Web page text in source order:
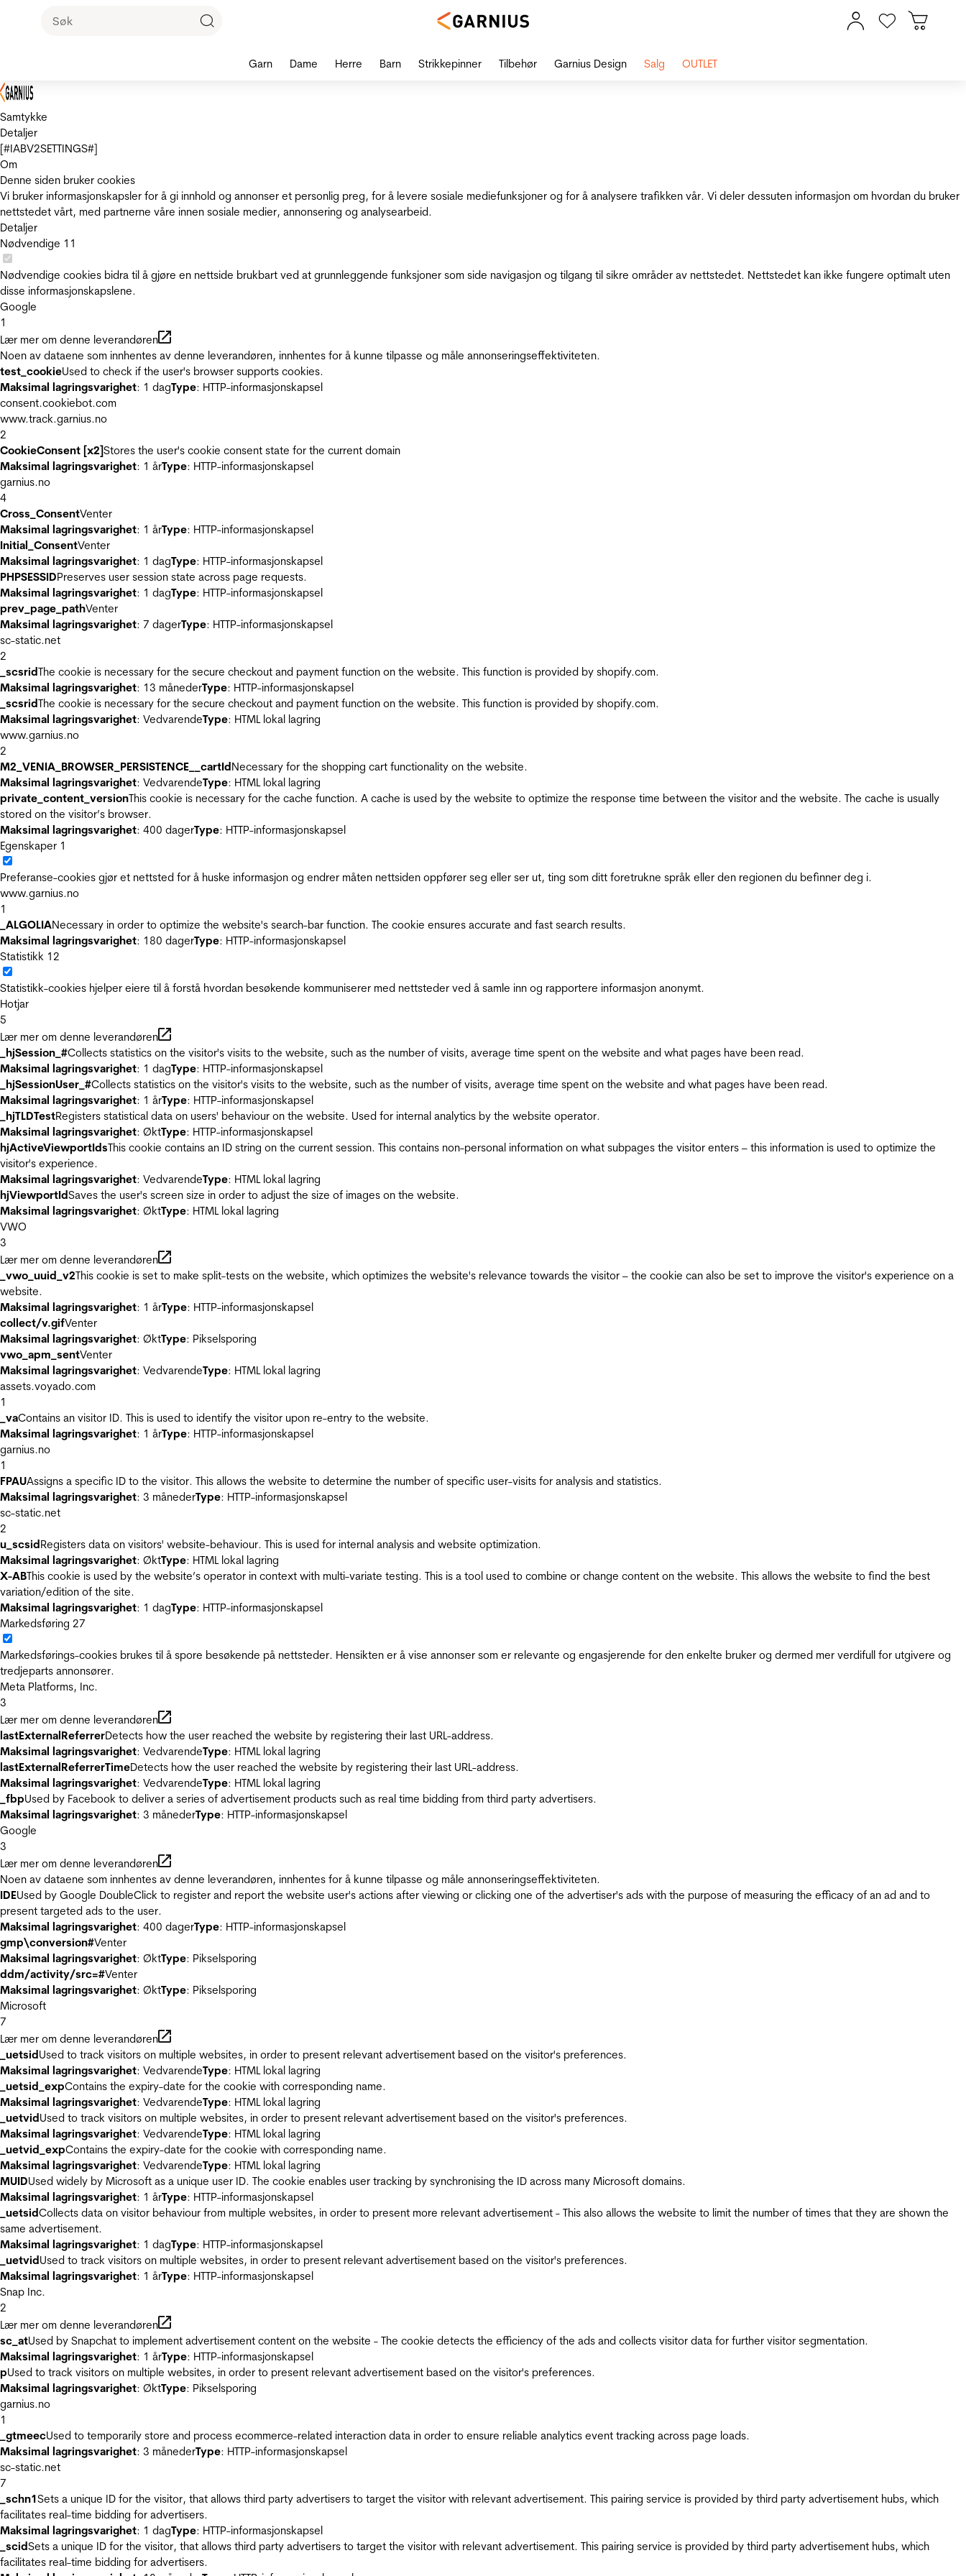
Samtykke
Detaljer
[#IABV2SETTINGS#]
Om
Denne siden bruker cookies
Vi bruker informasjonskapsler for å gi innhold og annonser et personlig preg, for å levere sosiale mediefunksjoner og for å analysere trafikken vår. Vi deler dessuten informasjon om hvordan du bruker
nettstedet vårt, med partnerne våre innen sosiale medier, annonsering og analysearbeid.
Detaljer
Nødvendige 11
Nødvendige cookies bidra til å gjøre en nettside brukbart ved at grunnleggende funksjoner som side navigasjon og tilgang til sikre områder av nettstedet. Nettstedet kan ikke fungere optimalt uten
disse informasjonskapslene.
Google
1
Lær mer om denne leverandøren
Noen av dataene som innhentes av denne leverandøren, innhentes for å kunne tilpasse og måle annonseringseffektiviteten.
test_cookieUsed to check if the user's browser supports cookies.
Maksimal lagringsvarighet: 1 dagType: HTTP-informasjonskapsel
consent.cookiebot.com
www.track.garnius.no
2
CookieConsent [x2]Stores the user's cookie consent state for the current domain
Maksimal lagringsvarighet: 1 årType: HTTP-informasjonskapsel
garnius.no
4
Cross_ConsentVenter
Maksimal lagringsvarighet: 1 årType: HTTP-informasjonskapsel
Initial_ConsentVenter
Maksimal lagringsvarighet: 1 dagType: HTTP-informasjonskapsel
PHPSESSIDPreserves user session state across page requests.
Maksimal lagringsvarighet: 1 dagType: HTTP-informasjonskapsel
prev_page_pathVenter
Maksimal lagringsvarighet: 7 dagerType: HTTP-informasjonskapsel
sc-static.net
2
_scsridThe cookie is necessary for the secure checkout and payment function on the website. This function is provided by shopify.com.
Maksimal lagringsvarighet: 13 månederType: HTTP-informasjonskapsel
_scsridThe cookie is necessary for the secure checkout and payment function on the website. This function is provided by shopify.com.
Maksimal lagringsvarighet: VedvarendeType: HTML lokal lagring
www.garnius.no
2
M2_VENIA_BROWSER_PERSISTENCE__cartIdNecessary for the shopping cart functionality on the website.
Maksimal lagringsvarighet: VedvarendeType: HTML lokal lagring
private_content_versionThis cookie is necessary for the cache function. A cache is used by the website to optimize the response time between the visitor and the website. The cache is usually
stored on the visitor’s browser.
Maksimal lagringsvarighet: 400 dagerType: HTTP-informasjonskapsel
Egenskaper 1
Preferanse-cookies gjør et nettsted for å huske informasjon og endrer måten nettsiden oppfører seg eller ser ut, ting som ditt foretrukne språk eller den regionen du befinner deg i.
www.garnius.no
1
_ALGOLIANecessary in order to optimize the website's search-bar function. The cookie ensures accurate and fast search results.
Maksimal lagringsvarighet: 180 dagerType: HTTP-informasjonskapsel
Statistikk 12
Statistikk-cookies hjelper eiere til å forstå hvordan besøkende kommuniserer med nettsteder ved å samle inn og rapportere informasjon anonymt.
Hotjar
5
Lær mer om denne leverandøren
_hjSession_#Collects statistics on the visitor's visits to the website, such as the number of visits, average time spent on the website and what pages have been read.
Maksimal lagringsvarighet: 1 dagType: HTTP-informasjonskapsel
_hjSessionUser_#Collects statistics on the visitor's visits to the website, such as the number of visits, average time spent on the website and what pages have been read.
Maksimal lagringsvarighet: 1 årType: HTTP-informasjonskapsel
_hjTLDTestRegisters statistical data on users' behaviour on the website. Used for internal analytics by the website operator.
Maksimal lagringsvarighet: ØktType: HTTP-informasjonskapsel
hjActiveViewportIdsThis cookie contains an ID string on the current session. This contains non-personal information on what subpages the visitor enters – this information is used to optimize the
visitor's experience.
Maksimal lagringsvarighet: VedvarendeType: HTML lokal lagring
hjViewportIdSaves the user's screen size in order to adjust the size of images on the website.
Maksimal lagringsvarighet: ØktType: HTML lokal lagring
VWO
3
Lær mer om denne leverandøren
_vwo_uuid_v2This cookie is set to make split-tests on the website, which optimizes the website's relevance towards the visitor – the cookie can also be set to improve the visitor's experience on a
website.
Maksimal lagringsvarighet: 1 årType: HTTP-informasjonskapsel
collect/v.gifVenter
Maksimal lagringsvarighet: ØktType: Pikselsporing
vwo_apm_sentVenter
Maksimal lagringsvarighet: VedvarendeType: HTML lokal lagring
assets.voyado.com
1
_vaContains an visitor ID. This is used to identify the visitor upon re-entry to the website.
Maksimal lagringsvarighet: 1 årType: HTTP-informasjonskapsel
garnius.no
1
FPAUAssigns a specific ID to the visitor. This allows the website to determine the number of specific user-visits for analysis and statistics.
Maksimal lagringsvarighet: 3 månederType: HTTP-informasjonskapsel
sc-static.net
2
u_scsidRegisters data on visitors' website-behaviour. This is used for internal analysis and website optimization.
Maksimal lagringsvarighet: ØktType: HTML lokal lagring
X-ABThis cookie is used by the website’s operator in context with multi-variate testing. This is a tool used to combine or change content on the website. This allows the website to find the best
variation/edition of the site.
Maksimal lagringsvarighet: 1 dagType: HTTP-informasjonskapsel
Markedsføring 27
Markedsførings-cookies brukes til å spore besøkende på nettsteder. Hensikten er å vise annonser som er relevante og engasjerende for den enkelte bruker og dermed mer verdifull for utgivere og
tredjeparts annonsører.
Meta Platforms, Inc.
3
Lær mer om denne leverandøren
lastExternalReferrerDetects how the user reached the website by registering their last URL-address.
Maksimal lagringsvarighet: VedvarendeType: HTML lokal lagring
lastExternalReferrerTimeDetects how the user reached the website by registering their last URL-address.
Maksimal lagringsvarighet: VedvarendeType: HTML lokal lagring
_fbpUsed by Facebook to deliver a series of advertisement products such as real time bidding from third party advertisers.
Maksimal lagringsvarighet: 3 månederType: HTTP-informasjonskapsel
Google
3
Lær mer om denne leverandøren
Noen av dataene som innhentes av denne leverandøren, innhentes for å kunne tilpasse og måle annonseringseffektiviteten.
IDEUsed by Google DoubleClick to register and report the website user's actions after viewing or clicking one of the advertiser's ads with the purpose of measuring the efficacy of an ad and to
present targeted ads to the user.
Maksimal lagringsvarighet: 400 dagerType: HTTP-informasjonskapsel
gmp\conversion#Venter
Maksimal lagringsvarighet: ØktType: Pikselsporing
ddm/activity/src=#Venter
Maksimal lagringsvarighet: ØktType: Pikselsporing
Microsoft
7
Lær mer om denne leverandøren
_uetsidUsed to track visitors on multiple websites, in order to present relevant advertisement based on the visitor's preferences.
Maksimal lagringsvarighet: VedvarendeType: HTML lokal lagring
_uetsid_expContains the expiry-date for the cookie with corresponding name.
Maksimal lagringsvarighet: VedvarendeType: HTML lokal lagring
_uetvidUsed to track visitors on multiple websites, in order to present relevant advertisement based on the visitor's preferences.
Maksimal lagringsvarighet: VedvarendeType: HTML lokal lagring
_uetvid_expContains the expiry-date for the cookie with corresponding name.
Maksimal lagringsvarighet: VedvarendeType: HTML lokal lagring
MUIDUsed widely by Microsoft as a unique user ID. The cookie enables user tracking by synchronising the ID across many Microsoft domains.
Maksimal lagringsvarighet: 1 årType: HTTP-informasjonskapsel
_uetsidCollects data on visitor behaviour from multiple websites, in order to present more relevant advertisement - This also allows the website to limit the number of times that they are shown the
same advertisement.
Maksimal lagringsvarighet: 1 dagType: HTTP-informasjonskapsel
_uetvidUsed to track visitors on multiple websites, in order to present relevant advertisement based on the visitor's preferences.
Maksimal lagringsvarighet: 1 årType: HTTP-informasjonskapsel
Snap Inc.
2
Lær mer om denne leverandøren
sc_atUsed by Snapchat to implement advertisement content on the website - The cookie detects the efficiency of the ads and collects visitor data for further visitor segmentation.
Maksimal lagringsvarighet: 1 årType: HTTP-informasjonskapsel
pUsed to track visitors on multiple websites, in order to present relevant advertisement based on the visitor's preferences.
Maksimal lagringsvarighet: ØktType: Pikselsporing
garnius.no
1
_gtmeecUsed to temporarily store and process ecommerce-related interaction data in order to ensure reliable analytics event tracking across page loads.
Maksimal lagringsvarighet: 3 månederType: HTTP-informasjonskapsel
sc-static.net
7
_schn1Sets a unique ID for the visitor, that allows third party advertisers to target the visitor with relevant advertisement. This pairing service is provided by third party advertisement hubs, which
facilitates real-time bidding for advertisers.
Maksimal lagringsvarighet: 1 dagType: HTTP-informasjonskapsel
_scidSets a unique ID for the visitor, that allows third party advertisers to target the visitor with relevant advertisement. This pairing service is provided by third party advertisement hubs, which
facilitates real-time bidding for advertisers.
Garn Dame Herre Barn Strikkepinner Tilbehør Garnius Design Salg OUTLET